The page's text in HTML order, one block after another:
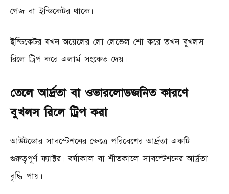
গেজ বা ইন্ডিকেটর থাকে।
ইন্ডিকেটর যখন অয়েলের লো লেভেল শো করে তখন বুখলস
রিলে ট্রিপ করে এলার্ম সংকেত দেয়।
তেলে আর্দ্রতা বা ওভারলোডজনিত কারণে
বুখলস রিলে ট্রিপ করা
আউটডোর সাবস্টেশনের ক্ষেত্রে পরিবেশের আর্দ্রতা একটি
গুরুত্বপূর্ণ ফ্যাক্টর। বর্ষাকাল বা শীতকালে সাবস্টেশনের আর্দ্রতা
বৃদ্ধি পায়।